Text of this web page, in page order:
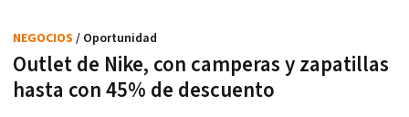
Outlet de Nike, con camperas y zapatillas
hasta con 45% de descuento
NEGOCIOS / Oportunidad